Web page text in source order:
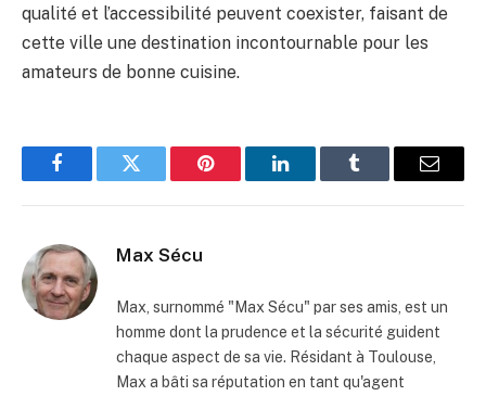
qualité et l’accessibilité peuvent coexister, faisant de
cette ville une destination incontournable pour les
amateurs de bonne cuisine.
FacebookTwitter Pinterest LinkedInTumblr Email
Max Sécu
Max, surnommé "Max Sécu" par ses amis, est un
homme dont la prudence et la sécurité guident
chaque aspect de sa vie. Résidant à Toulouse,
Max a bâti sa réputation en tant qu'agent